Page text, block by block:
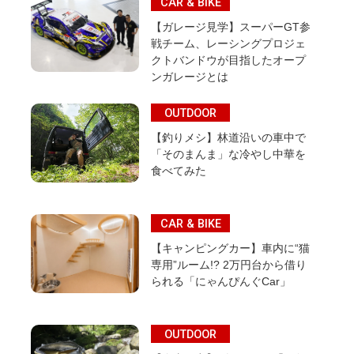
【ガレージ見学】スーパーGT参
戦チーム、レーシングプロジェ
クトバンドウが目指したオープ
ンガレージとは
OUTDOOR
【釣りメシ】林道沿いの車中で
「そのまんま」な冷やし中華を
食べてみた
CAR & BIKE
【キャンピングカー】車内に“猫
専用”ルーム!? 2万円台から借り
られる「にゃんぴんぐCar」
OUTDOOR